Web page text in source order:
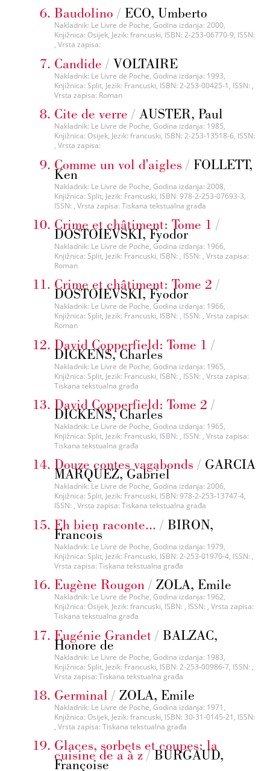
Baudolino / ECO, Umberto
Nakladnik: Le Livre de Poche, Godina izdanja: 2000,
Knjižnica: Osijek, Jezik: francuski, ISBN: 2-253-06770-9, ISSN:
, Vrsta zapisa:
Candide / VOLTAIRE
Nakladnik: Le Livre de Poche, Godina izdanja: 1993,
Knjižnica: Split, Jezik: Francuski, ISBN: 2-253-00425-1, ISSN: ,
Vrsta zapisa: Roman
Cite de verre / AUSTER, Paul
Nakladnik: Le Livre de Poche, Godina izdanja: 1985,
Knjižnica: Osijek, Jezik: francuski, ISBN: 2-253-13518-6, ISSN:
, Vrsta zapisa:
Comme un vol d'aigles / FOLLETT,
Ken
Nakladnik: Le Livre de Poche, Godina izdanja: 2008,
Knjižnica: Split, Jezik: Francuski, ISBN: 978-2-253-07693-3,
ISSN: , Vrsta zapisa: Tiskana tekstualna građa
Crime et châtiment: Tome 1 /
DOSTOIEVSKI, Fyodor
Nakladnik: Le Livre de Poche, Godina izdanja: 1966,
Knjižnica: Split, Jezik: Francuski, ISBN: , ISSN: , Vrsta zapisa:
Roman
Crime et châtiment: Tome 2 /
DOSTOIEVSKI, Fyodor
Nakladnik: Le Livre de Poche, Godina izdanja: 1966,
Knjižnica: Split, Jezik: Francuski, ISBN: , ISSN: , Vrsta zapisa:
Roman
David Copperfield: Tome 1 /
DICKENS, Charles
Nakladnik: Le Livre de Poche, Godina izdanja: 1965,
Knjižnica: Split, Jezik: Francuski, ISBN: , ISSN: , Vrsta zapisa:
Tiskana tekstualna građa
David Copperfield: Tome 2 /
DICKENS, Charles
Nakladnik: Le Livre de Poche, Godina izdanja: 1965,
Knjižnica: Split, Jezik: Francuski, ISBN: , ISSN: , Vrsta zapisa:
Tiskana tekstualna građa
Douze contes vagabonds / GARCIA
MARQUEZ, Gabriel
Nakladnik: Le Livre de Poche, Godina izdanja: 2006,
Knjižnica: Split, Jezik: Francuski, ISBN: 978-2-253-13747-4,
ISSN: , Vrsta zapisa: Tiskana tekstualna građa
Eh bien raconte... / BIRON,
Francois
Nakladnik: Le Livre de Poche, Godina izdanja: 1979,
Knjižnica: Split, Jezik: Francuski, ISBN: 2-253-01970-4, ISSN: ,
Vrsta zapisa: Tiskana tekstualna građa
Eugène Rougon / ZOLA, Emile
Nakladnik: Le Livre de Poche, Godina izdanja: 1962,
Knjižnica: Osijek, Jezik: francuski, ISBN: , ISSN: , Vrsta zapisa:
Tiskana tekstualna građa
Eugénie Grandet / BALZAC,
Honore de
Nakladnik: Le Livre de Poche, Godina izdanja: 1983,
Knjižnica: Split, Jezik: Francuski, ISBN: 2-253-00986-7, ISSN: ,
Vrsta zapisa: Tiskana tekstualna građa
Germinal / ZOLA, Emile
Nakladnik: Le Livre de Poche, Godina izdanja: 1971,
Knjižnica: Osijek, Jezik: francuski, ISBN: 30-31-0145-21, ISSN:
, Vrsta zapisa: Tiskana tekstualna građa
Glaces, sorbets et coupes: la
cuisine de a à z/BURGAUD,
Françoise